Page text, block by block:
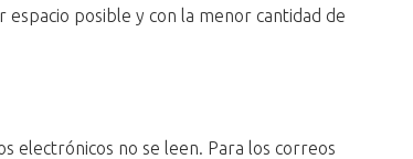
posible y con la menor cantidad de
electrónicos no se leen. Para los correos